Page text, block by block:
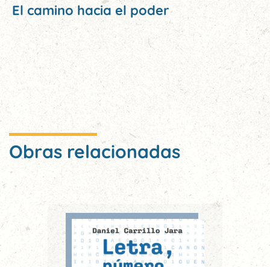
El camino hacia el poder
Obras relacionadas